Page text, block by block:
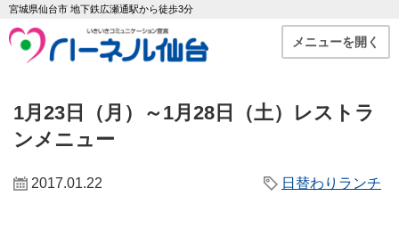
宮城県仙台市 地下鉄広瀬通駅から徒歩3分
メニューを開く
1月23日（月）～1月28日（土）レストラ
ンメニュー
2017.01.22 日替わりランチ